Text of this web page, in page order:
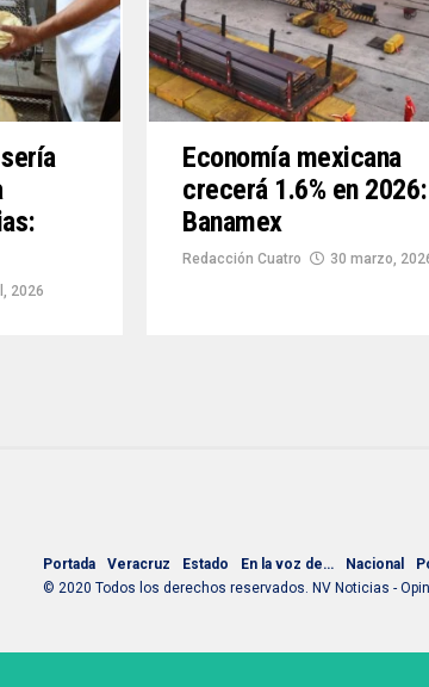
2026
Economía mexicana
crecerá 1.6% en 2026:
Banamex
Redacción Cuatro 30 marzo,
Portada Veracruz Estado En la voz de… Nacional
© 2020 Todos los derechos reservados. NV Noticias -